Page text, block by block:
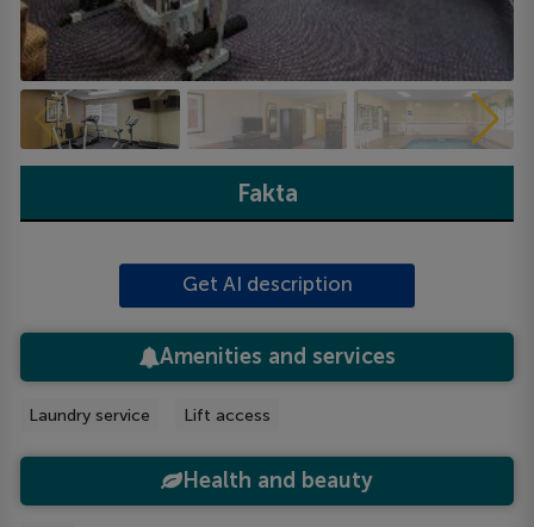
Fakta
Get AI description
Amenities and services
Laundry service Lift access
Health and beauty